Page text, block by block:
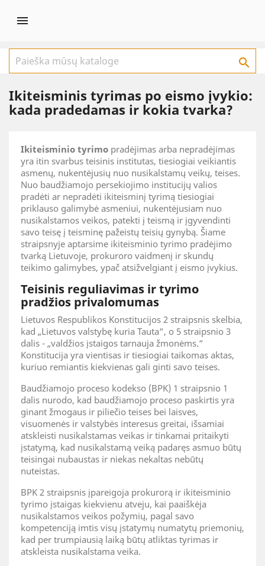


Ikiteisminis tyrimas po eismo įvykio:
kada pradedamas ir kokia tvarka?
Ikiteisminio tyrimo pradėjimas arba nepradėjimas
yra itin svarbus teisinis institutas, tiesiogiai veikiantis
asmenų, nukentėjusių nuo nusikalstamų veikų, teises.
Nuo baudžiamojo persekiojimo institucijų valios
pradėti ar nepradėti ikiteisminį tyrimą tiesiogiai
priklauso galimybė asmeniui, nukentėjusiam nuo
nusikalstamos veikos, patekti į teismą ir įgyvendinti
savo teisę į teisminę pažeistų teisių gynybą. Šiame
straipsnyje aptarsime ikiteisminio tyrimo pradėjimo
tvarką Lietuvoje, prokuroro vaidmenį ir skundų
teikimo galimybes, ypač atsižvelgiant į eismo įvykius.
Teisinis reguliavimas ir tyrimo
pradžios privalomumas
Lietuvos Respublikos Konstitucijos 2 straipsnis skelbia,
kad „Lietuvos valstybę kuria Tauta“, o 5 straipsnio 3
dalis - „valdžios įstaigos tarnauja žmonėms.“
Konstitucija yra vientisas ir tiesiogiai taikomas aktas,
kuriuo remiantis kiekvienas gali ginti savo teises.
Baudžiamojo proceso kodekso (BPK) 1 straipsnio 1
dalis nurodo, kad baudžiamojo proceso paskirtis yra
ginant žmogaus ir piliečio teises bei laisves,
visuomenės ir valstybės interesus greitai, išsamiai
atskleisti nusikalstamas veikas ir tinkamai pritaikyti
įstatymą, kad nusikalstamą veiką padaręs asmuo būtų
teisingai nubaustas ir niekas nekaltas nebūtų
nuteistas.
BPK 2 straipsnis įpareigoja prokurorą ir ikiteisminio
tyrimo įstaigas kiekvienu atveju, kai paaiškėja
nusikalstamos veikos požymių, pagal savo
kompetenciją imtis visų įstatymų numatytų priemonių,
kad per trumpiausią laiką būtų atliktas tyrimas ir
atskleista nusikalstama veika.